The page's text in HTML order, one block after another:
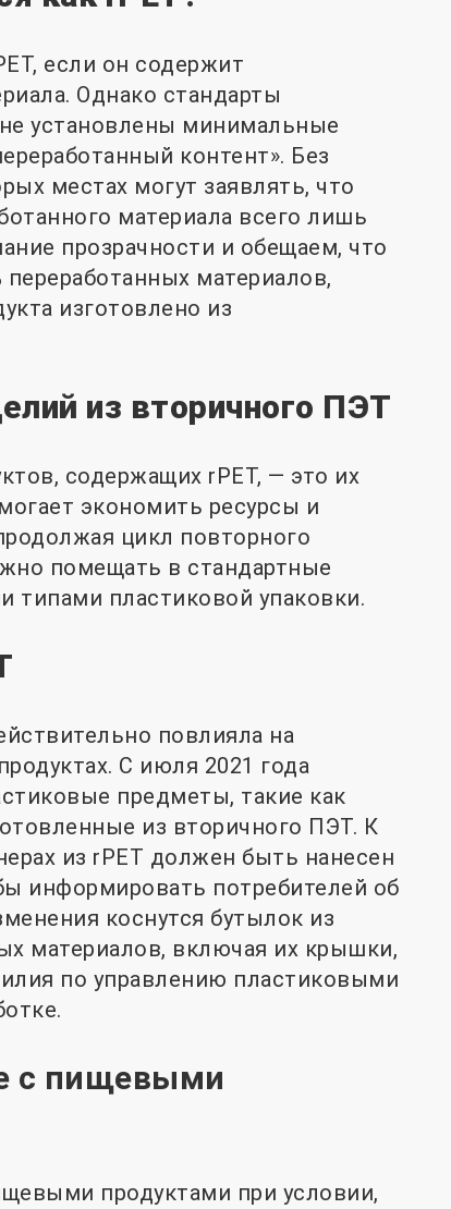
если он содержит
Однако стандарты
установлены минимальные
контент». Без
местах могут заявлять, что
материала всего лишь
прозрачности и обещаем, что
материалов,
изготовлено из
из вторичного ПЭТ
содержащих rPET, — это их
экономить ресурсы и
цикл повторного
помещать в стандартные
типами пластиковой упаковки.
повлияла на
С июля 2021 года
предметы, такие как
из вторичного ПЭТ. К
из rPET должен быть нанесен
информировать потребителей об
коснутся бутылок из
материалов, включая их крышки,
по управлению пластиковыми
с пищевыми
продуктами при условии,